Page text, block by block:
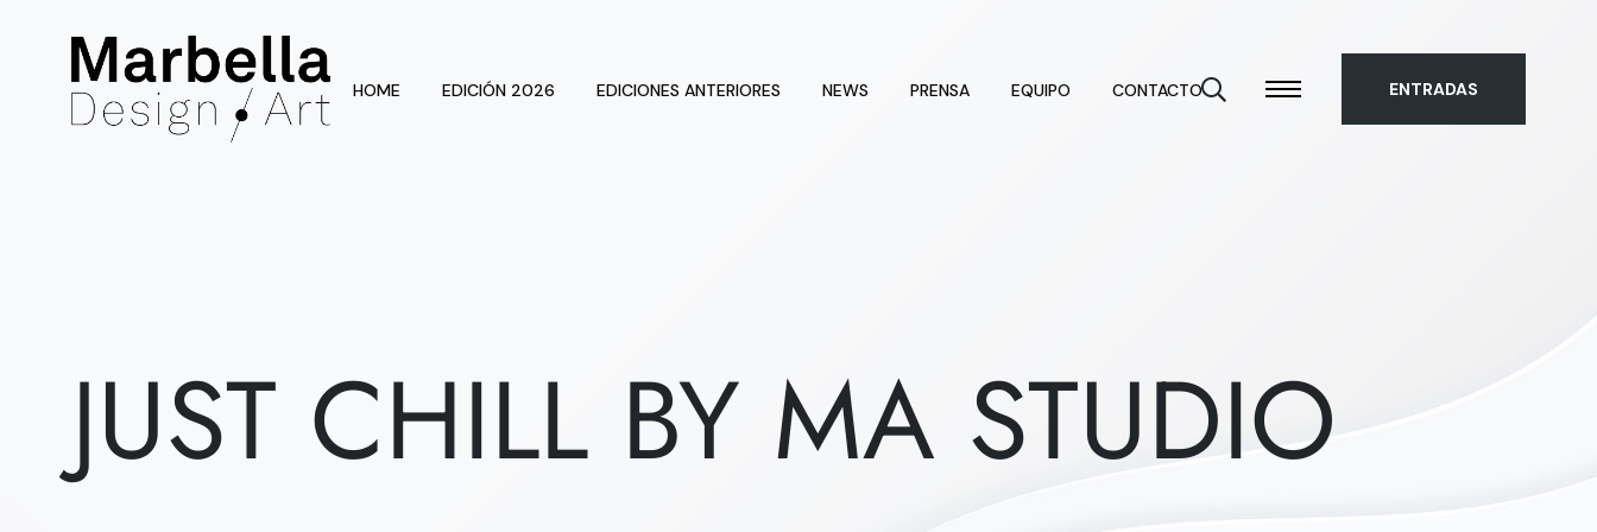
HOME EDICIÓN 2026 EDICIONES ANTERIORES NEWS PRENSA EQUIPO CONTACTO ENTRADAS
JUST CHILL BY MA STUDIO